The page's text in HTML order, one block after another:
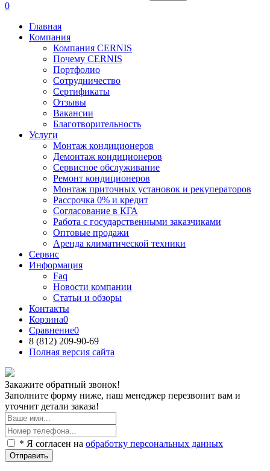
0
Главная
Компания
Компания CERNIS
Почему CERNIS
Портфолио
Сотрудничество
Сертификаты
Отзывы
Вакансии
Благотворительность
Услуги
Монтаж кондиционеров
Демонтаж кондиционеров
Сервисное обслуживание
Ремонт кондиционеров
Монтаж приточных установок и рекуператоров
Рассрочка 0% и кредит
Согласование в КГА
Работа с государственными заказчиками
Оптовые продажи
Аренда климатической техники
Сервис
Информация
Faq
Новости компании
Статьи и обзоры
Контакты
Корзина0
Сравнение0
8 (812) 209-90-69
Полная версия сайта
Закажите обратный звонок!
Заполните форму ниже, наш менеджер перезвонит вам и
уточнит детали заказа!
* Я согласен на обработку персональных данных
Отправить